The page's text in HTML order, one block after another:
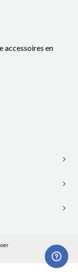
accessoires en